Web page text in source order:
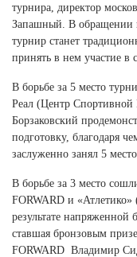
турнира, директор
Запашный. В обращении
турнир станет
принять в нем участие в
В борьбе за 5 место
Реал (Центр
Борзаковский
подготовку, благодаря
заслуженно занял 5 место.
В борьбе за 3 место
FORWARD и
результате напряженной
ставшая бронзовым
FORWARD Владимир